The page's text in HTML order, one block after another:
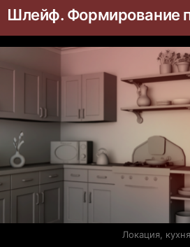
Шлейф. Формирование
Локация, кухня